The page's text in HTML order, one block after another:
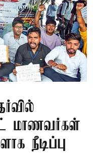
மாணவர்கள்
நீடிப்பு